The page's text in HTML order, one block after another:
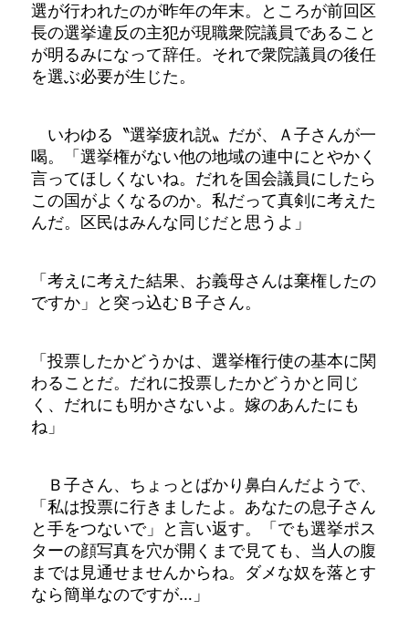
選が行われたのが昨年の年末。ところが前回区
長の選挙違反の主犯が現職衆院議員であること
が明るみになって辞任。それで衆院議員の後任
を選ぶ必要が生じた。
いわゆる〝選挙疲れ説〟だが、Ａ子さんが一
喝。「選挙権がない他の地域の連中にとやかく
言ってほしくないね。だれを国会議員にしたら
この国がよくなるのか。私だって真剣に考えた
んだ。区民はみんな同じだと思うよ」
「考えに考えた結果、お義母さんは棄権したの
ですか」と突っ込むＢ子さん。
「投票したかどうかは、選挙権行使の基本に関
わることだ。だれに投票したかどうかと同じ
く、だれにも明かさないよ。嫁のあんたにも
ね」
Ｂ子さん、ちょっとばかり鼻白んだようで、
「私は投票に行きましたよ。あなたの息子さん
と手をつないで」と言い返す。「でも選挙ポス
ターの顔写真を穴が開くまで見ても、当人の腹
までは見通せませんからね。ダメな奴を落とす
なら簡単なのですが…」